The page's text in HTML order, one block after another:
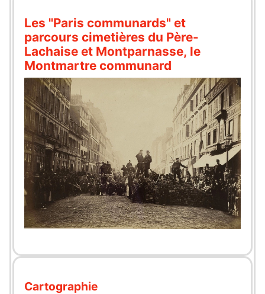
Les "Paris communards" et
parcours cimetières du Père-
Lachaise et Montparnasse, le
Montmartre communard
Cartographie